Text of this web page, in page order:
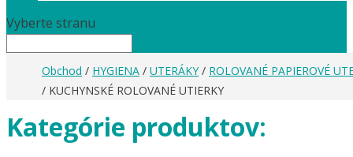
Vyberte stranu
Obchod / HYGIENA / UTERÁKY/ ROLOVANÉ PAPIEROVÉ
/ KUCHYNSKÉ ROLOVANÉ UTIERKY
Kategórie produktov: